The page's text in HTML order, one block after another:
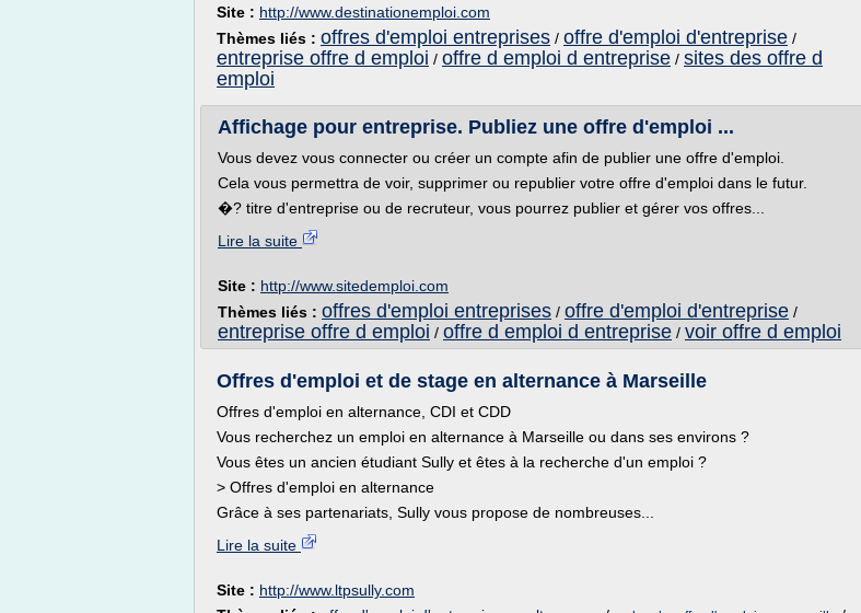
Site : http://www.destinationemploi.com
Thèmes liés : offres d'emploi entreprises / offre d'emploi d'entreprise /
entreprise offre d emploi / offre d emploi d entreprise / sites des offre d
emploi
Affichage pour entreprise. Publiez une offre d'emploi ...
Vous devez vous connecter ou créer un compte afin de publier une offre d'emploi.
Cela vous permettra de voir, supprimer ou republier votre offre d'emploi dans le futur.
�? titre d'entreprise ou de recruteur, vous pourrez publier et gérer vos offres...
Lire la suite
Site : http://www.sitedemploi.com
Thèmes liés : offres d'emploi entreprises / offre d'emploi d'entreprise /
entreprise offre d emploi / offre d emploi d entreprise / voir offre d emploi
Offres d'emploi et de stage en alternance à Marseille
Offres d'emploi en alternance, CDI et CDD
Vous recherchez un emploi en alternance à Marseille ou dans ses environs ?
Vous êtes un ancien étudiant Sully et êtes à la recherche d'un emploi ?
> Offres d'emploi en alternance
Grâce à ses partenariats, Sully vous propose de nombreuses...
Lire la suite
Site : http://www.ltpsully.com